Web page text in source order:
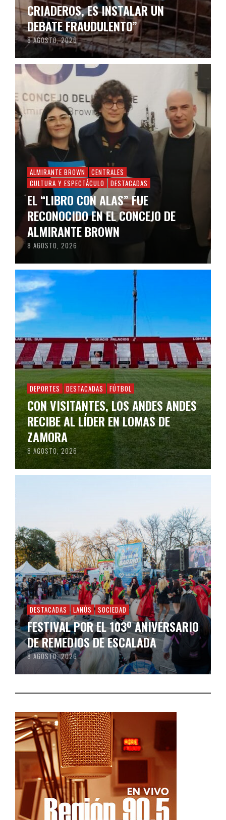
CRIADEROS, ES INSTALAR UN
DEBATE FRAUDULENTO”
8 AGOSTO, 2026
ALMIRANTE BROWN
CENTRALES
CULTURA Y ESPECTÁCULO
DESTACADAS
EL “LIBRO CON ALAS” FUE
RECONOCIDO EN EL CONCEJO DE
ALMIRANTE BROWN
8 AGOSTO, 2026
DEPORTES DESTACADAS FÚTBOL
CON VISITANTES, LOS ANDES ANDES
RECIBE AL LÍDER EN LOMAS DE
ZAMORA
8 AGOSTO, 2026
DESTACADAS LANÚS SOCIEDAD
FESTIVAL POR EL 103º ANIVERSARIO
DE REMEDIOS DE ESCALADA
8 AGOSTO, 2026